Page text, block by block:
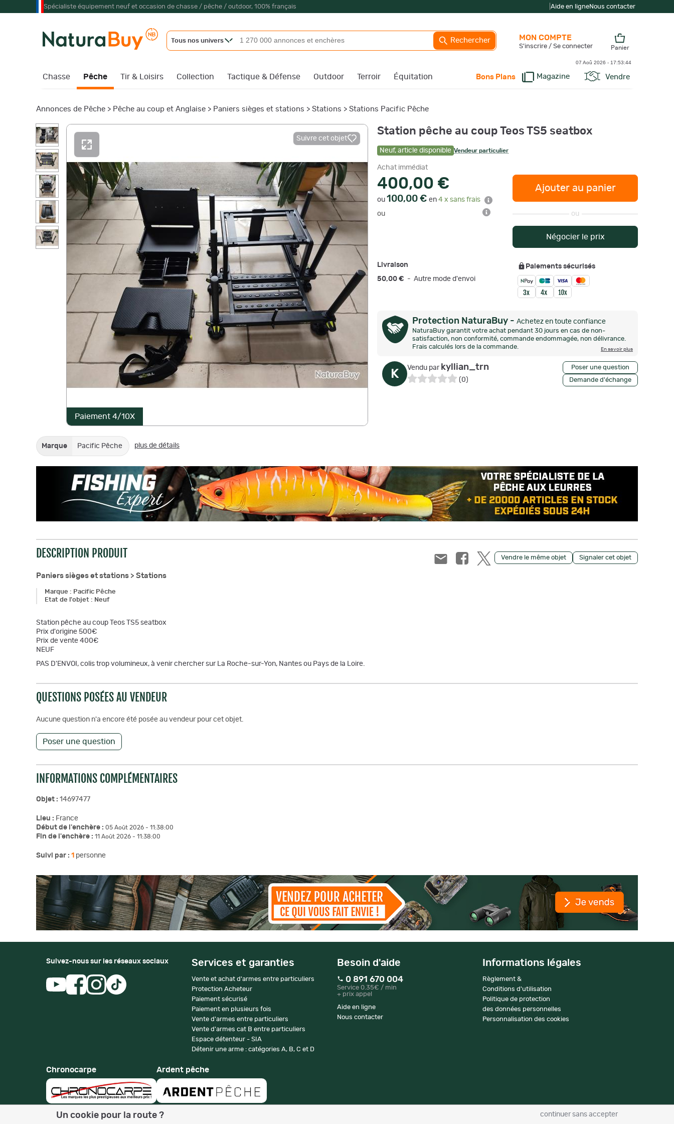
Spécialiste équipement neuf et occasion de chasse / pêche / outdoor, 100% français Aide en ligneNous contacter
Tous nos univers Rechercher
Chasse Pêche Tir & Loisirs Collection Tactique & Défense Outdoor Terroir Équitation Bons Plans Magazine Vendre
MON COMPTE
S'inscrire / Se connecter Panier
07 Aoû 2026 - 17:53:45
Annonces de Pêche > Pêche au coup et Anglaise > Paniers sièges et stations > Stations > Stations Pacific Pêche
Paiement 4/10X
Suivre cet objet
Marque Pacific Pêche plus de détails
Station pêche au coup Teos TS5 seatbox
Neuf, article disponible Vendeur particulier
Achat immédiat
400,00 €
ou 100,00 € en 4 x sans frais
ou
Ajouter au panier
ou
Négocier le prix
Livraison
50,00 € - Autre mode d'envoi
Paiements sécurisés
Protection NaturaBuy - Achetez en toute confiance
NaturaBuy garantit votre achat pendant 30 jours en cas de non-
satisfaction, non conformité, commande endommagée, non délivrance.
Frais calculés lors de la commande.
En savoir plus
K Vendu par kyllian_trn
(0) Demande d'échange
Poser une question
Vendre le même objet Signaler cet objet
DESCRIPTION PRODUIT
Paniers sièges et stations > Stations
Marque : Pacific Pêche
Etat de l'objet : Neuf
Station pêche au coup Teos TS5 seatbox
Prix d'origine 500€
Prix de vente 400€
NEUF
PAS D'ENVOI, colis trop volumineux, à venir chercher sur La Roche-sur-Yon, Nantes ou Pays de la Loire.
QUESTIONS POSÉES AU VENDEUR
Aucune question n'a encore été posée au vendeur pour cet objet.
Poser une question
INFORMATIONS COMPLÉMENTAIRES
Objet : 14697477
Lieu : France
Début de l'enchère : 05 Août 2026 - 11:38:00
Fin de l'enchère : 11 Août 2026 - 11:38:00
Suivi par : 1 personne
Suivez-nous sur les réseaux sociaux Services et garanties
Vente et achat d'armes entre particuliers
Protection Acheteur
Paiement sécurisé
Paiement en plusieurs fois
Vente d'armes entre particuliers
Vente d'armes cat B entre particuliers
Espace détenteur - SIA
Détenir une arme : catégories A, B, C et D
Besoin d'aide
0 891 670 004
Service 0.35€ / min
+ prix appel
Aide en ligne
Nous contacter
Informations légales
Règlement &
Conditions d'utilisation
Politique de protection
des données personnelles
Personnalisation des cookies
Chronocarpe Ardent pêche
continuer sans accepter
Un cookie pour la route ?